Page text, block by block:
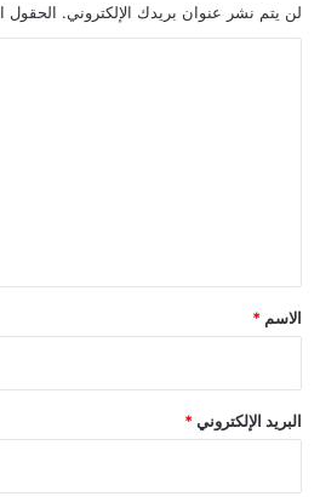
لن يتم نشر عنوان بريدك الإلكتروني. الحقول
*
الاسم *
البريد الإلكتروني *